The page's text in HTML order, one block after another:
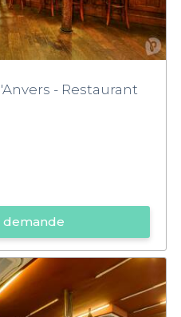
- Restaurant
demande